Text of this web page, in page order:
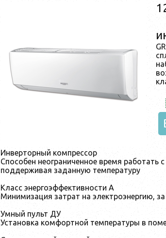
Инверторный компрессор
Способен неограниченное время работать
поддерживая заданную температуру
Класс энергоэффективности А
Минимизация затрат на электроэнергию,
Умный пульт ДУ
Установка комфортной температуры в